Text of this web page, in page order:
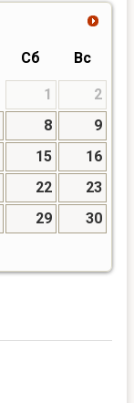
Сб Вс
1
2
8
9
15
16
22
23
29
30